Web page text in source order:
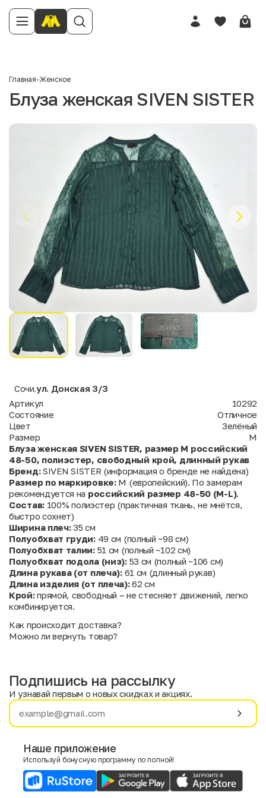
Главная-Женское
Блуза женская SIVEN SISTER
Сочи,ул. Донская 3/3
Артикул
10292
Состояние
Отличное
Цвет
Зелёный
Размер
M
Блуза женская SIVEN SISTER, размер M российский
48-50, полиэстер, свободный крой, длинный рукав
Бренд:SIVEN SISTER (информация о бренде не найдена)
Размер по маркировке:M (европейский). По замерам
рекомендуется на российский размер 48-50 (M-L).
Состав:100% полиэстер (практичная ткань, не мнётся,
быстро сохнет)
Ширина плеч:35 см
Полуобхват груди:49 см (полный ~98 см)
Полуобхват талии:51 см (полный ~102 см)
Полуобхват подола (низ):53 см (полный ~106 см)
Длина рукава (от плеча):61 см (длинный рукав)
Длина изделия (от плеча):62 см
Крой:прямой, свободный – не стесняет движений, легко
комбинируется.
Как происходит доставка?
Можно ли вернуть товар?
Имя
E-mail
Подпишись на рассылку
И узнавай первым о новых скидках и акциях.
Наше приложение
Используй бонусную программу по полной!